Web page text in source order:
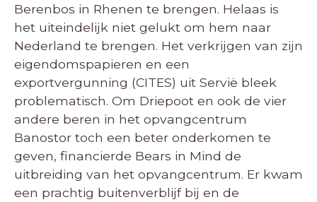
Berenbos in Rhenen te brengen. Helaas is
het uiteindelijk niet gelukt om hem naar
Nederland te brengen. Het verkrijgen van zijn
eigendomspapieren en een
exportvergunning (CITES) uit Servië bleek
problematisch. Om Driepoot en ook de vier
andere beren in het opvangcentrum
Banostor toch een beter onderkomen te
geven, financierde Bears in Mind de
uitbreiding van het opvangcentrum. Er kwam
een prachtig buitenverblijf bij en de